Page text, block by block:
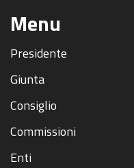
Menu
Presidente
Giunta
Consiglio
Commissioni
Enti